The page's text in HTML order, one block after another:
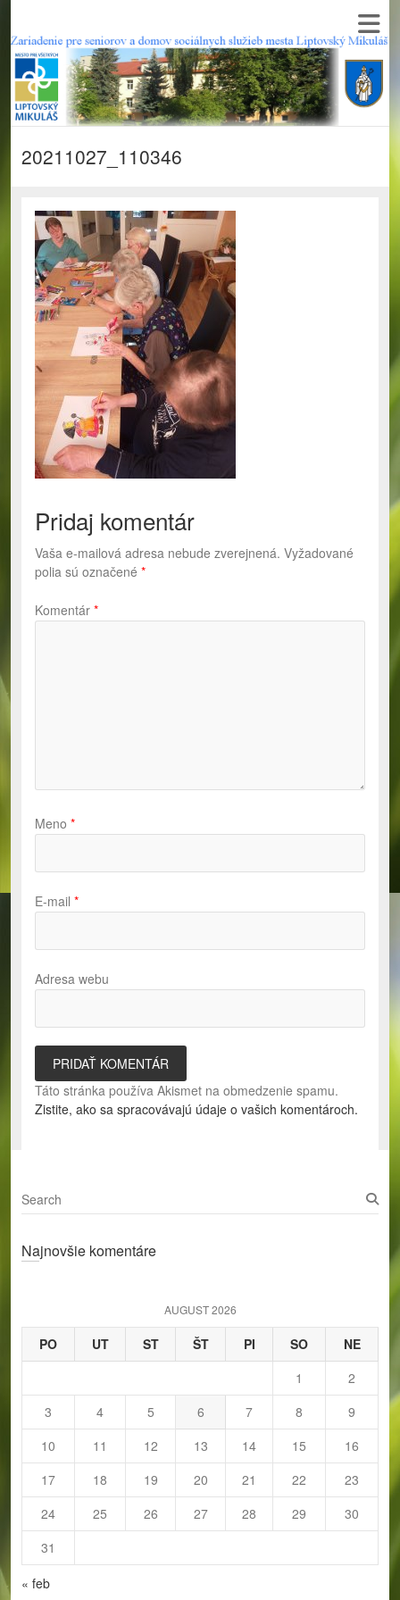
20211027_110346
Pridaj komentár
Vaša e-mailová adresa nebude zverejnená. Vyžadované
polia sú označené *
Komentár *
Meno *
E-mail *
Adresa webu
Táto stránka používa Akismet na obmedzenie spamu.
Zistite, ako sa spracovávajú údaje o vašich komentároch.
S
e
rNajnovšie komentáre
AUGUST 2026
PO UT ST ŠT PI SO
NE
1
2
3
4 5 6 7 8
9
10
11 12 13 14 15
16
17
18 19 20 21 22
23
24
25 26 27 28 29
30
31
« feb